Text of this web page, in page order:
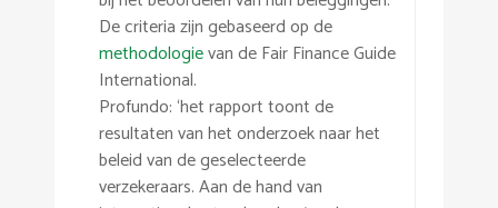
De criteria zijn gebaseerd op de
methodologievan de Fair Finance Guide
International.
Profundo: ‘het rapport toont de
resultaten van het onderzoek naar het
beleid van de geselecteerde
verzekeraars. Aan de hand van